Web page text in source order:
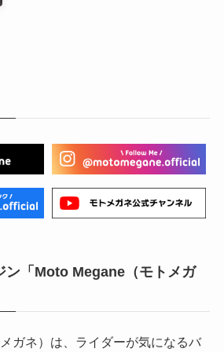
ン「Moto Megane（モトメガ
ガネ）は、ライダーが気になるバ